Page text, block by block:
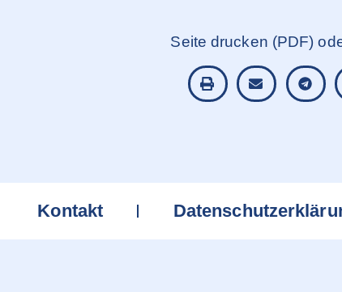
Seite drucken (PDF)
Kontakt